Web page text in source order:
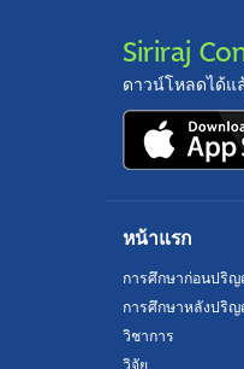
Siriraj
ดาวน์โหลดได้แ
หน้าแรก
การศึกษาก่อนปริ
การศึกษาหลังปริ
วิชาการ